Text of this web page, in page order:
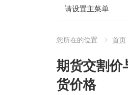
请设置主菜单
您所在的位置 首页
期货交割价
货价格